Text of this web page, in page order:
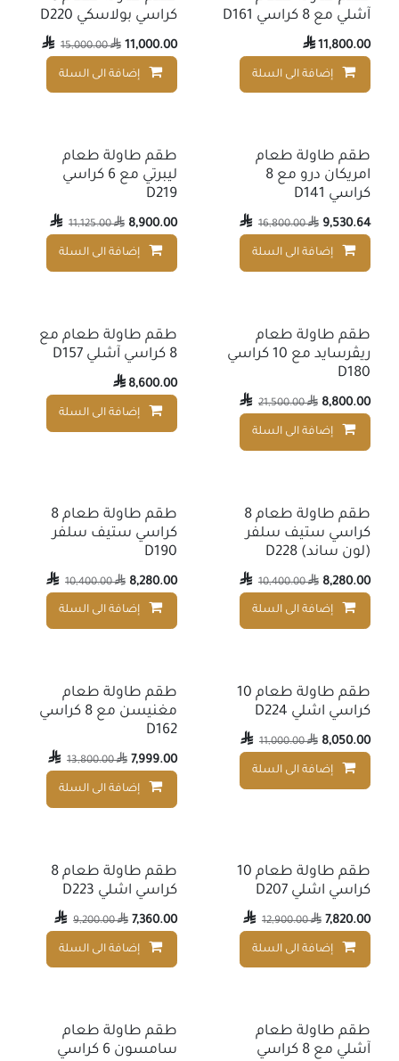
آشلي مع 8 كراسي D161
11,800.00

إضافة الى السلة إضافة إلى قائمة الأمنيات
كراسي بولاسكي D220
11,000.00
15,000.00
إضافة الى السلة
طقم طاولة طعام
امريكان درو مع 8
كراسي D141
9,530.64
16,800.00
إضافة الى السلة إضافة إلى قائمة الأمنيات
طقم طاولة طعام
ليبرتي مع 6 كراسي
D219
8,900.00
11,125.00
إضافة الى السلة
طقم طاولة طعام
ريڤرسايد مع 10 كراسي
D180
8,800.00
21,500.00
إضافة الى السلة إضافة إلى قائمة الأمنيات
طقم طاولة طعام مع
8 كراسي آشلي D157
8,600.00

إضافة الى السلة
طقم طاولة طعام 8
كراسي ستيف سلفر
(لون ساند) D228
8,280.00
10,400.00
إضافة الى السلة إضافة إلى قائمة الأمنيات
طقم طاولة طعام 8
كراسي ستيف سلفر
D190
8,280.00
10,400.00
إضافة الى السلة
طقم طاولة طعام 10
كراسي اشلي D224
8,050.00
11,000.00
إضافة الى السلة إضافة إلى قائمة الأمنيات
طقم طاولة طعام
مغنيسن مع 8 كراسي
D162
7,999.00
13,800.00
إضافة الى السلة
طقم طاولة طعام 10
كراسي اشلي D207
7,820.00
12,900.00
إضافة الى السلة إضافة إلى قائمة الأمنيات
طقم طاولة طعام 8
كراسي اشلي D223
7,360.00
9,200.00
إضافة الى السلة
طقم طاولة طعام
آشلي مع 8 كراسي
طقم طاولة طعام
سامسون 6 كراسي